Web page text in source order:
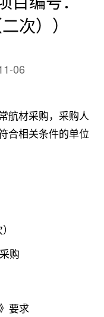
次））
06
航材采购，采购人
合相关条件的单位
购
要求